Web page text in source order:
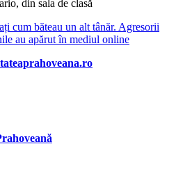
din sala de clasă
cum băteau un alt tânăr. Agresorii
au apărut în mediul online